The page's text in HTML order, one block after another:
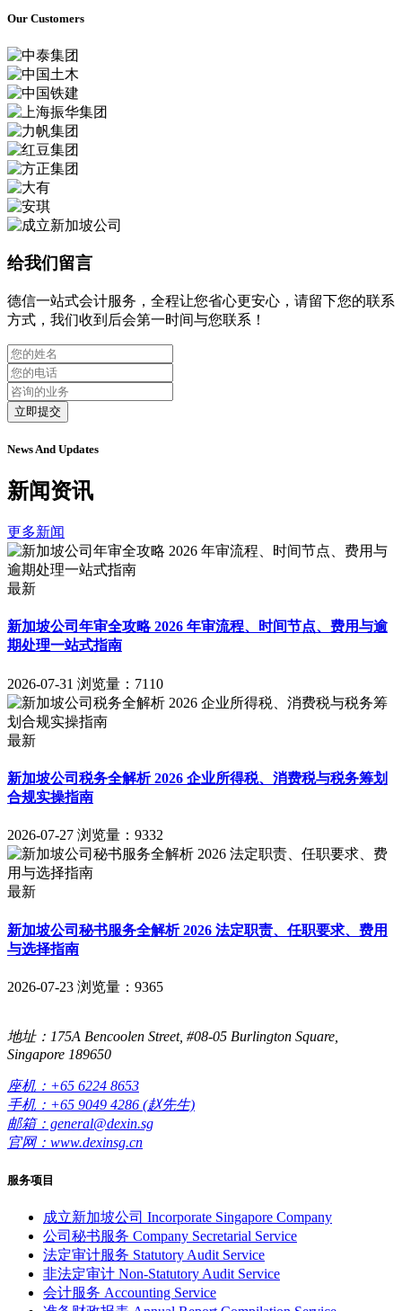
Our Customers
给我们留言
德信一站式会计服务，全程让您省心更安心，请留下您的联系
方式，我们收到后会第一时间与您联系！
立即提交
News And Updates
新闻资讯
更多新闻
最新
新加坡公司年审全攻略 2026 年审流程、时间节点、费用与逾
期处理一站式指南
2026-07-31 浏览量：7110
最新
新加坡公司税务全解析 2026 企业所得税、消费税与税务筹划
合规实操指南
2026-07-27 浏览量：9332
最新
新加坡公司秘书服务全解析 2026 法定职责、任职要求、费用
与选择指南
2026-07-23 浏览量：9365
地址：175A Bencoolen Street, #08-05 Burlington Square,
Singapore 189650
座机：+65 6224 8653
手机：+65 9049 4286 (赵先生)
邮箱：general@dexin.sg
官网：www.dexinsg.cn
服务项目
成立新加坡公司 Incorporate Singapore Company
公司秘书服务 Company Secretarial Service
法定审计服务 Statutory Audit Service
非法定审计 Non-Statutory Audit Service
会计服务 Accounting Service